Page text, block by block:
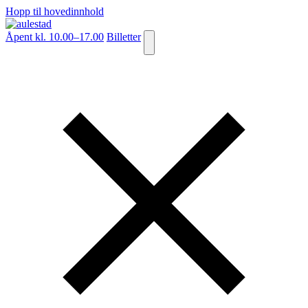
Hopp til hovedinnhold
Åpent kl. 10.00–17.00 Billetter